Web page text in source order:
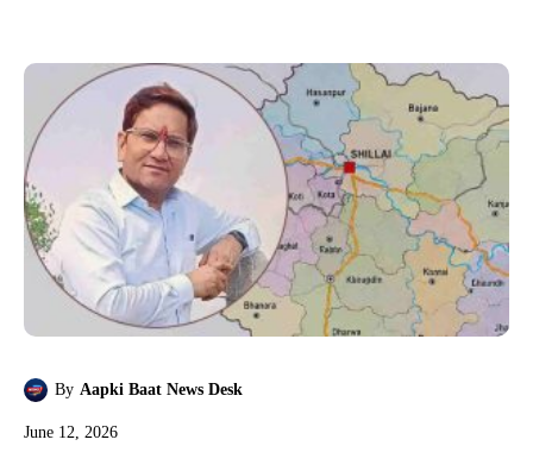
By Aapki Baat News Desk
June 12, 2026